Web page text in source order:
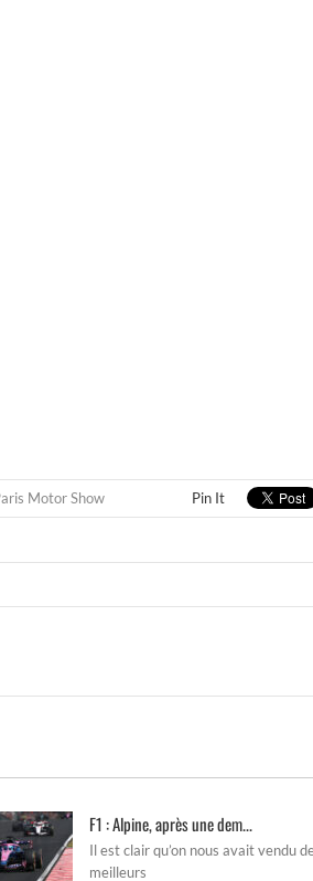
Motor Show Pin It
F1 : Alpine, après une dem...
Il est clair qu’on nous avait vendu
meilleurs